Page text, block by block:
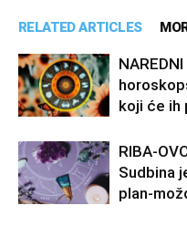
RELATED ARTICLES
koji će ih
RIBA-
Sudbina
plan-